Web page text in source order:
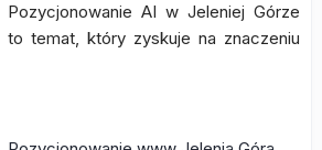
Pozycjonowanie AI w Jeleniej Górze
to temat, który zyskuje na znaczeniu